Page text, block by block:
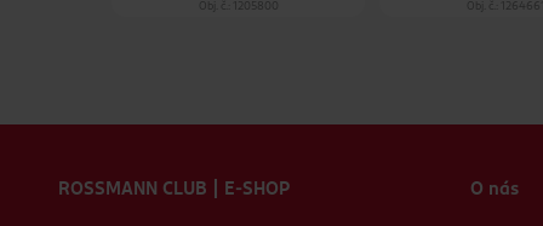
Obj. č.: 1205800 Obj. č.: 1264661
ROSSMANN CLUB | E-SHOP O nás